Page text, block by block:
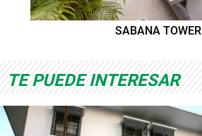
SABANA TOWER
TE PUEDE INTERESAR